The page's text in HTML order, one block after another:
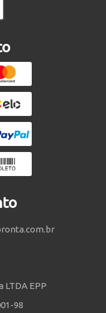
EPP
98